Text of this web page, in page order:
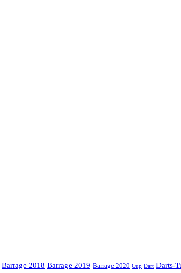
Barrage 2018 Barrage 2019 Barrage 2020 Cup Dart Darts-